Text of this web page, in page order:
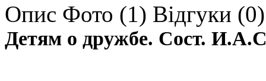
Опис Фото (1) Відгуки (0)
Детям о дружбе. Сост.